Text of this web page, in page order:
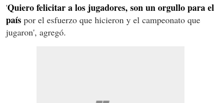
'Quiero felicitar a los jugadores, son un orgullo para el
país por el esfuerzo que hicieron y el campeonato que
jugaron', agregó.